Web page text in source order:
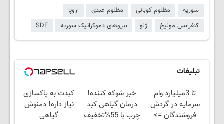
سوریه مظلوم کوبانی مظلوم عبدی
اروپا
کنفرانس مونیخ
ژنو نیروهای دموکراتیک سوریه SDF
تبلیغات
تا 3میلیارد وام
سرمایه در گردش
فروشندگان =>
خبر شوکه کننده!
درمان گیاهی کبد
چرب با 55%تخفیف
کبدت به پاکسازی
نیاز داره! دمنوش
گیاهی